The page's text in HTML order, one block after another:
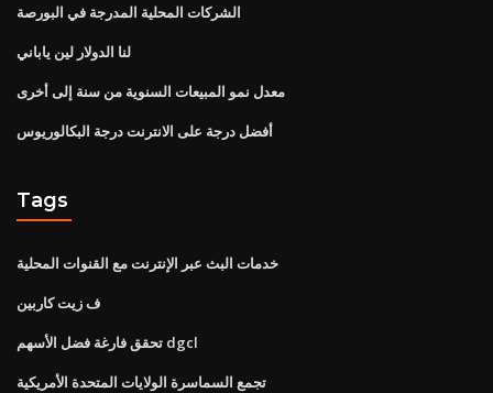
الشركات المحلية المدرجة في البورصة
لنا الدولار لين ياباني
معدل نمو المبيعات السنوية من سنة إلى أخرى
أفضل درجة على الانترنت درجة البكالوريوس
Tags
خدمات البث عبر الإنترنت مع القنوات المحلية
ف زيت كاربين
تحقق فارغة فضل الأسهم dgcl
تجمع السماسرة الولايات المتحدة الأمريكية